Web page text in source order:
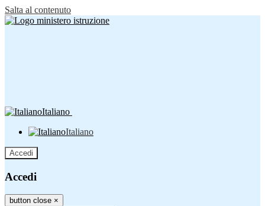
Salta al contenuto
Italiano
Italiano
Accedi
Accedi
button close ×